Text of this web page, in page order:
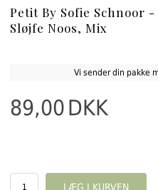
Petit By Sofie Schnoor
Sløjfe Noos, Mix
Vi sender din pakke
89,00 DKK